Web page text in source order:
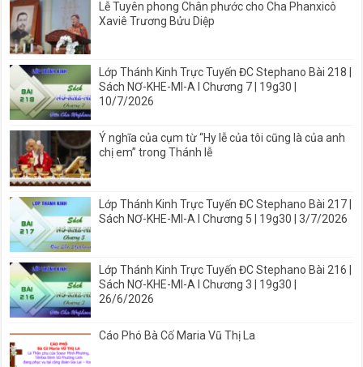
Lễ Tuyên phong Chân phước cho Cha Phanxicô
Xaviê Trương Bửu Diệp
Lớp Thánh Kinh Trực Tuyến ĐC Stephano Bài 218 |
Sách NƠ-KHE-MI-A I Chương 7 | 19g30 |
10/7/2026
Ý nghĩa của cụm từ “Hy lễ của tôi cũng là của anh
chị em” trong Thánh lễ
Lớp Thánh Kinh Trực Tuyến ĐC Stephano Bài 217 |
Sách NƠ-KHE-MI-A I Chương 5 | 19g30 | 3/7/2026
Lớp Thánh Kinh Trực Tuyến ĐC Stephano Bài 216 |
Sách NƠ-KHE-MI-A I Chương 3 | 19g30 |
26/6/2026
Cáo Phó Bà Cố Maria Vũ Thị La